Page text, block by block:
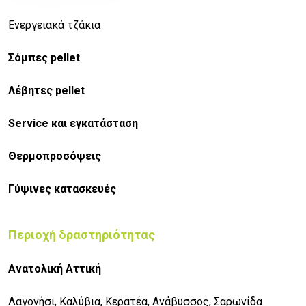
Ενεργειακά τζάκια
Σόμπες pellet
Λέβητες pellet
Service και εγκατάσταση
Θερμοπροσόψεις
Γύψινες κατασκευές
Περιοχή δραστηριότητας
Ανατολική Αττική
Λαγονήσι, Καλύβια, Κερατέα, Ανάβυσσος, Σαρωνίδα